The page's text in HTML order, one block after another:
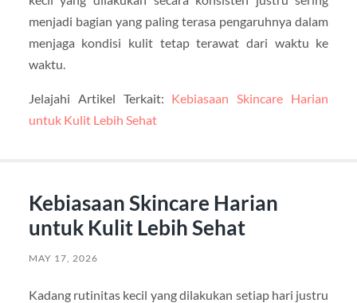
menjadi bagian yang paling terasa pengaruhnya dalam
menjaga kondisi kulit tetap terawat dari waktu ke
waktu.
Jelajahi Artikel Terkait: Kebiasaan Skincare Harian
untuk Kulit Lebih Sehat
Kebiasaan Skincare Harian
untuk Kulit Lebih Sehat
MAY 17, 2026
Kadang rutinitas kecil yang dilakukan setiap hari justru